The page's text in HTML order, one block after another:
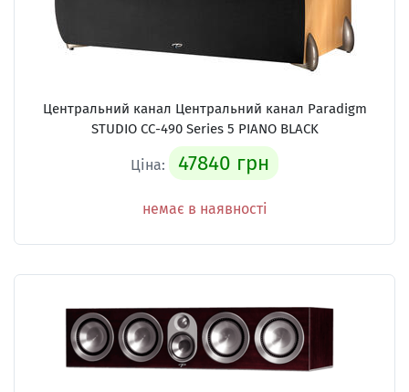
Центральний канал Центральний канал Paradigm
STUDIO CC-490 Series 5 PIANO BLACK
Ціна: 47840 грн
немає в наявності